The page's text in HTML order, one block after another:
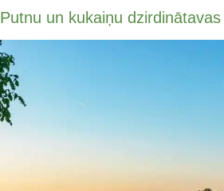
Putnu un kukaiņu dzirdinātavas